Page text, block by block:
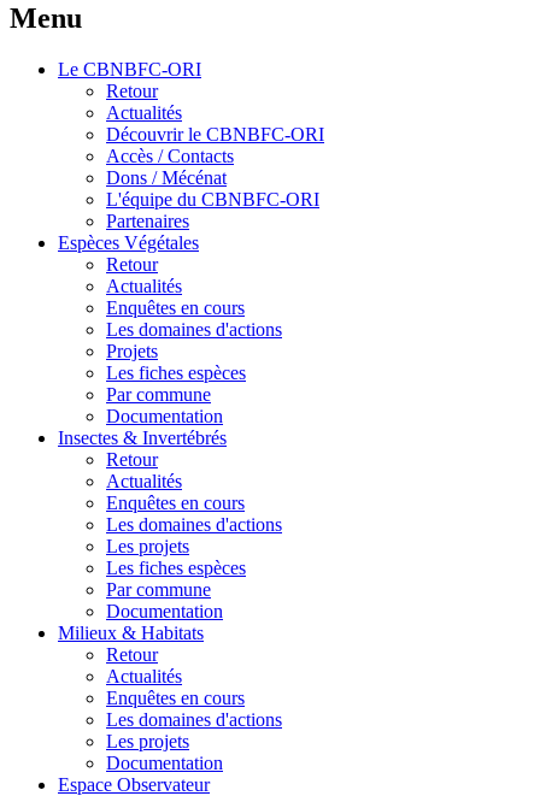
Menu
Le CBNBFC-ORI
Retour
Actualités
Découvrir le CBNBFC-ORI
Accès / Contacts
Dons / Mécénat
L'équipe du CBNBFC-ORI
Partenaires
Espèces Végétales
Retour
Actualités
Enquêtes en cours
Les domaines d'actions
Projets
Les fiches espèces
Par commune
Documentation
Insectes & Invertébrés
Retour
Actualités
Enquêtes en cours
Les domaines d'actions
Les projets
Les fiches espèces
Par commune
Documentation
Milieux & Habitats
Retour
Actualités
Enquêtes en cours
Les domaines d'actions
Les projets
Documentation
Espace Observateur